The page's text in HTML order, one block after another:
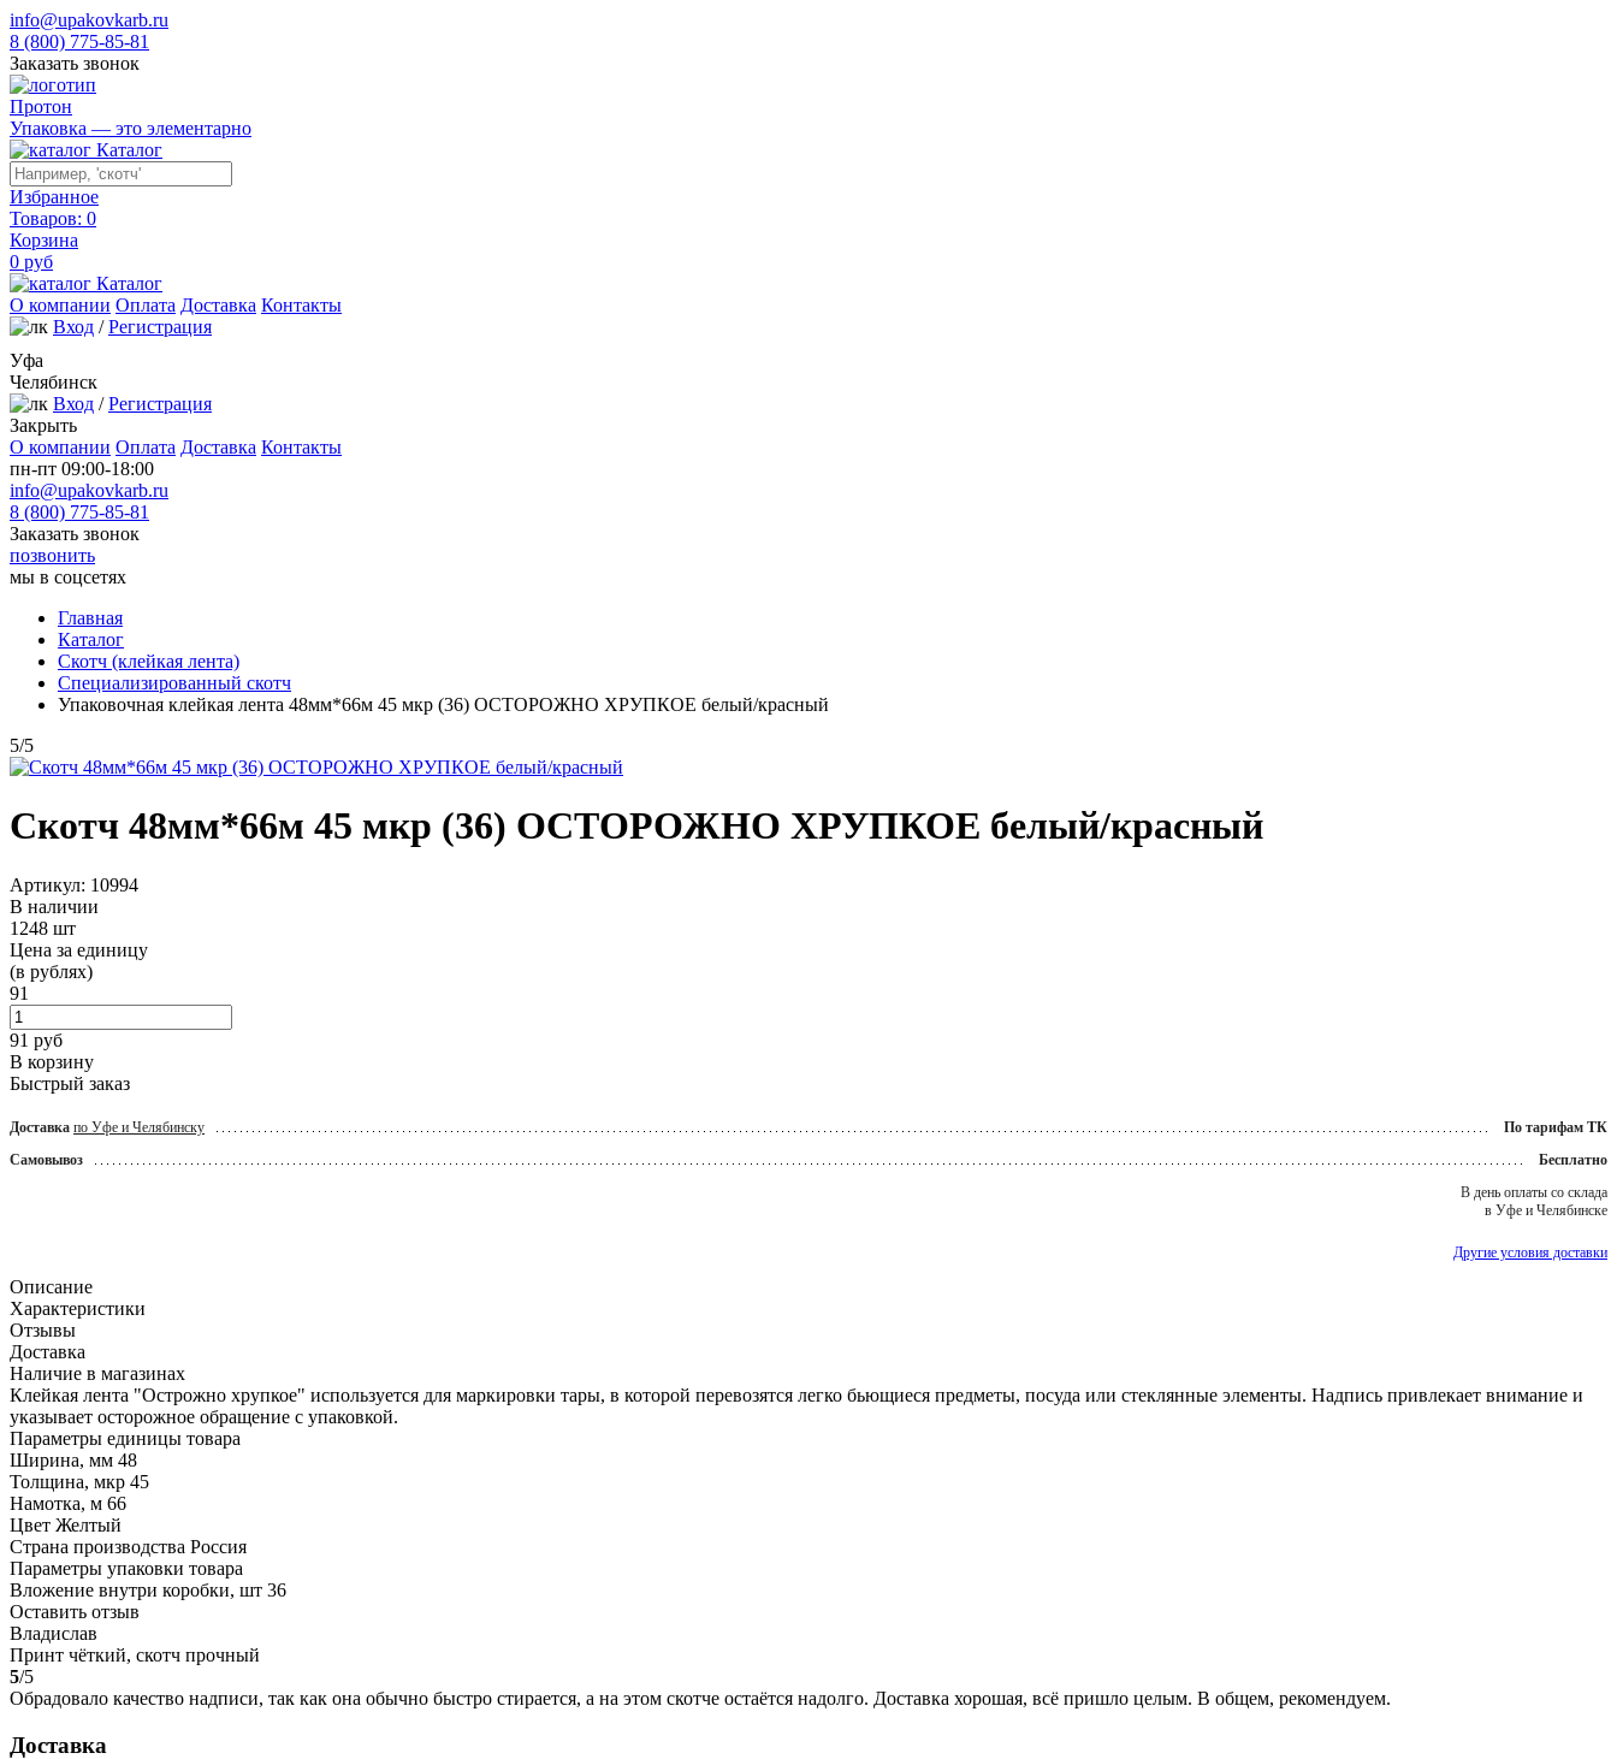
info@upakovkarb.ru
8 (800) 775-85-81
Заказать звонок
Протон
Упаковка — это элементарно
Каталог
Избранное
Товаров: 0
Корзина
0 руб
Каталог
О компании Оплата Доставка Контакты
Вход / Регистрация
Уфа
Челябинск
Вход / Регистрация
Закрыть
О компании Оплата Доставка Контакты
пн-пт 09:00-18:00
info@upakovkarb.ru
8 (800) 775-85-81
Заказать звонок
позвонить
мы в соцсетях
Главная
Каталог
Скотч (клейкая лента)
Специализированный скотч
Упаковочная клейкая лента 48мм*66м 45 мкр (36) ОСТОРОЖНО ХРУПКОЕ белый/красный
5/5
Скотч 48мм*66м 45 мкр (36) ОСТОРОЖНО ХРУПКОЕ белый/красный
Артикул: 10994
В наличии
1248 шт
Цена за единицу
(в рублях)
91
91 руб
В корзину
Быстрый заказ
Доставка по Уфе и Челябинску
По тарифам ТК
Самовывоз
Бесплатно
В день оплаты со склада
в Уфе и Челябинске
Другие условия доставки
Описание
Характеристики
Отзывы
Доставка
Наличие в магазинах
Клейкая лента "Острожно хрупкое" используется для маркировки тары, в которой перевозятся легко бьющиеся предметы, посуда или стеклянные элементы. Надпись привлекает внимание и
указывает осторожное обращение с упаковкой.
Параметры единицы товара
Ширина, мм 48
Толщина, мкр 45
Намотка, м 66
Цвет Желтый
Страна производства Россия
Параметры упаковки товара
Вложение внутри коробки, шт 36
Оставить отзыв
Владислав
Принт чёткий, скотч прочный
5/5
Обрадовало качество надписи, так как она обычно быстро стирается, а на этом скотче остаётся надолго. Доставка хорошая, всё пришло целым. В общем, рекомендуем.
Доставка